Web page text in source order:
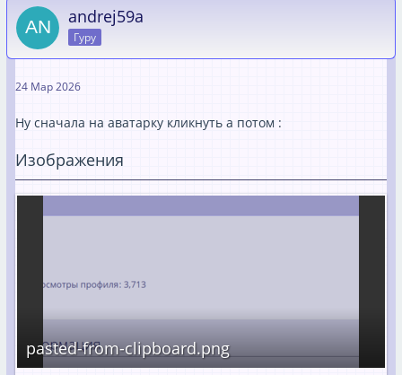
andrej59a
Гуру
24 Мар 2026
Ну сначала на аватарку кликнуть а потом :
Изображения
pasted-from-clipboard.png